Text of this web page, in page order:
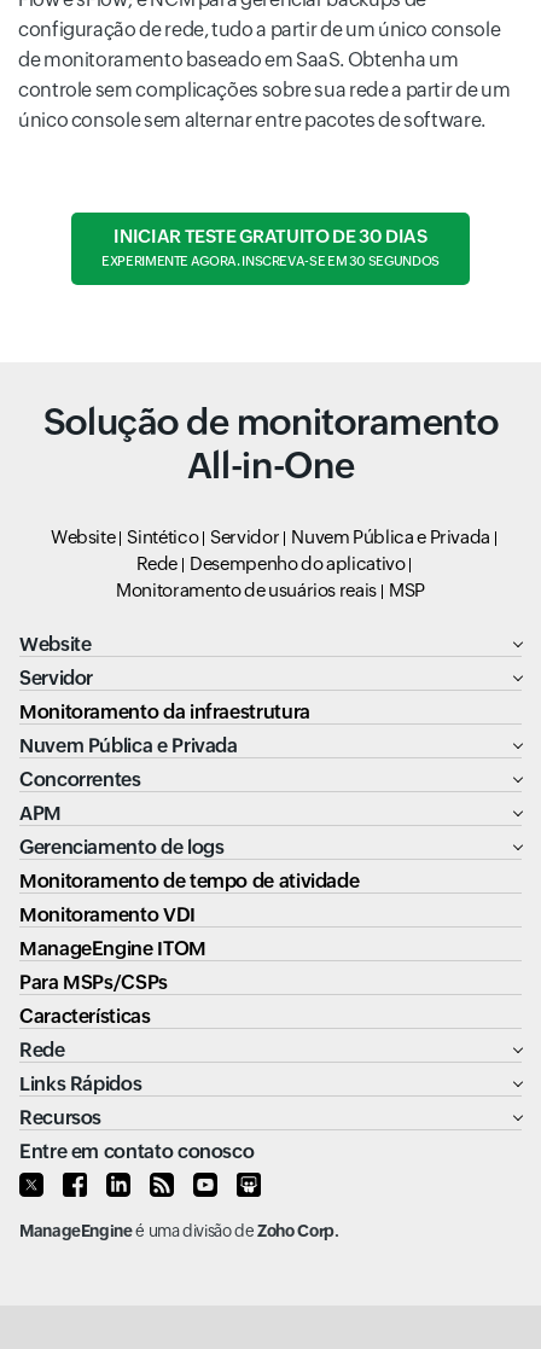
configuração de rede, tudo a partir de um único console
de monitoramento baseado em SaaS. Obtenha um
controle sem complicações sobre sua rede a partir de um
único console sem alternar entre pacotes de software.
INICIAR TESTE GRATUITO DE 30 DIAS
EXPERIMENTE AGORA. INSCREVA-SE EM 30 SEGUNDOS
Solução de monitoramento
All-in-One
Website Sintético Servidor
Nuvem Pública e Privada
Rede
Desempenho do aplicativo
Monitoramento de usuários reais
MSP
Website
Servidor
Monitoramento da infraestrutura
Nuvem Pública e Privada
Concorrentes
APM
Gerenciamento de logs
Monitoramento de tempo de atividade
Monitoramento VDI
ManageEngine ITOM
Para MSPs/CSPs
Características
Rede
Links Rápidos
Recursos
Entre em contato conosco
ManageEngineé uma divisão deZoho Corp.